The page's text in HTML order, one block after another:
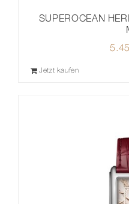
SUPEROCEAN
Jetzt kaufen